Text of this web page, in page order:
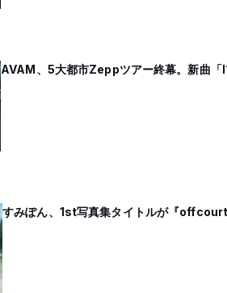
AVAM、5大都市Zeppツアー終幕。新曲「
すみぽん、1st写真集タイトルが『